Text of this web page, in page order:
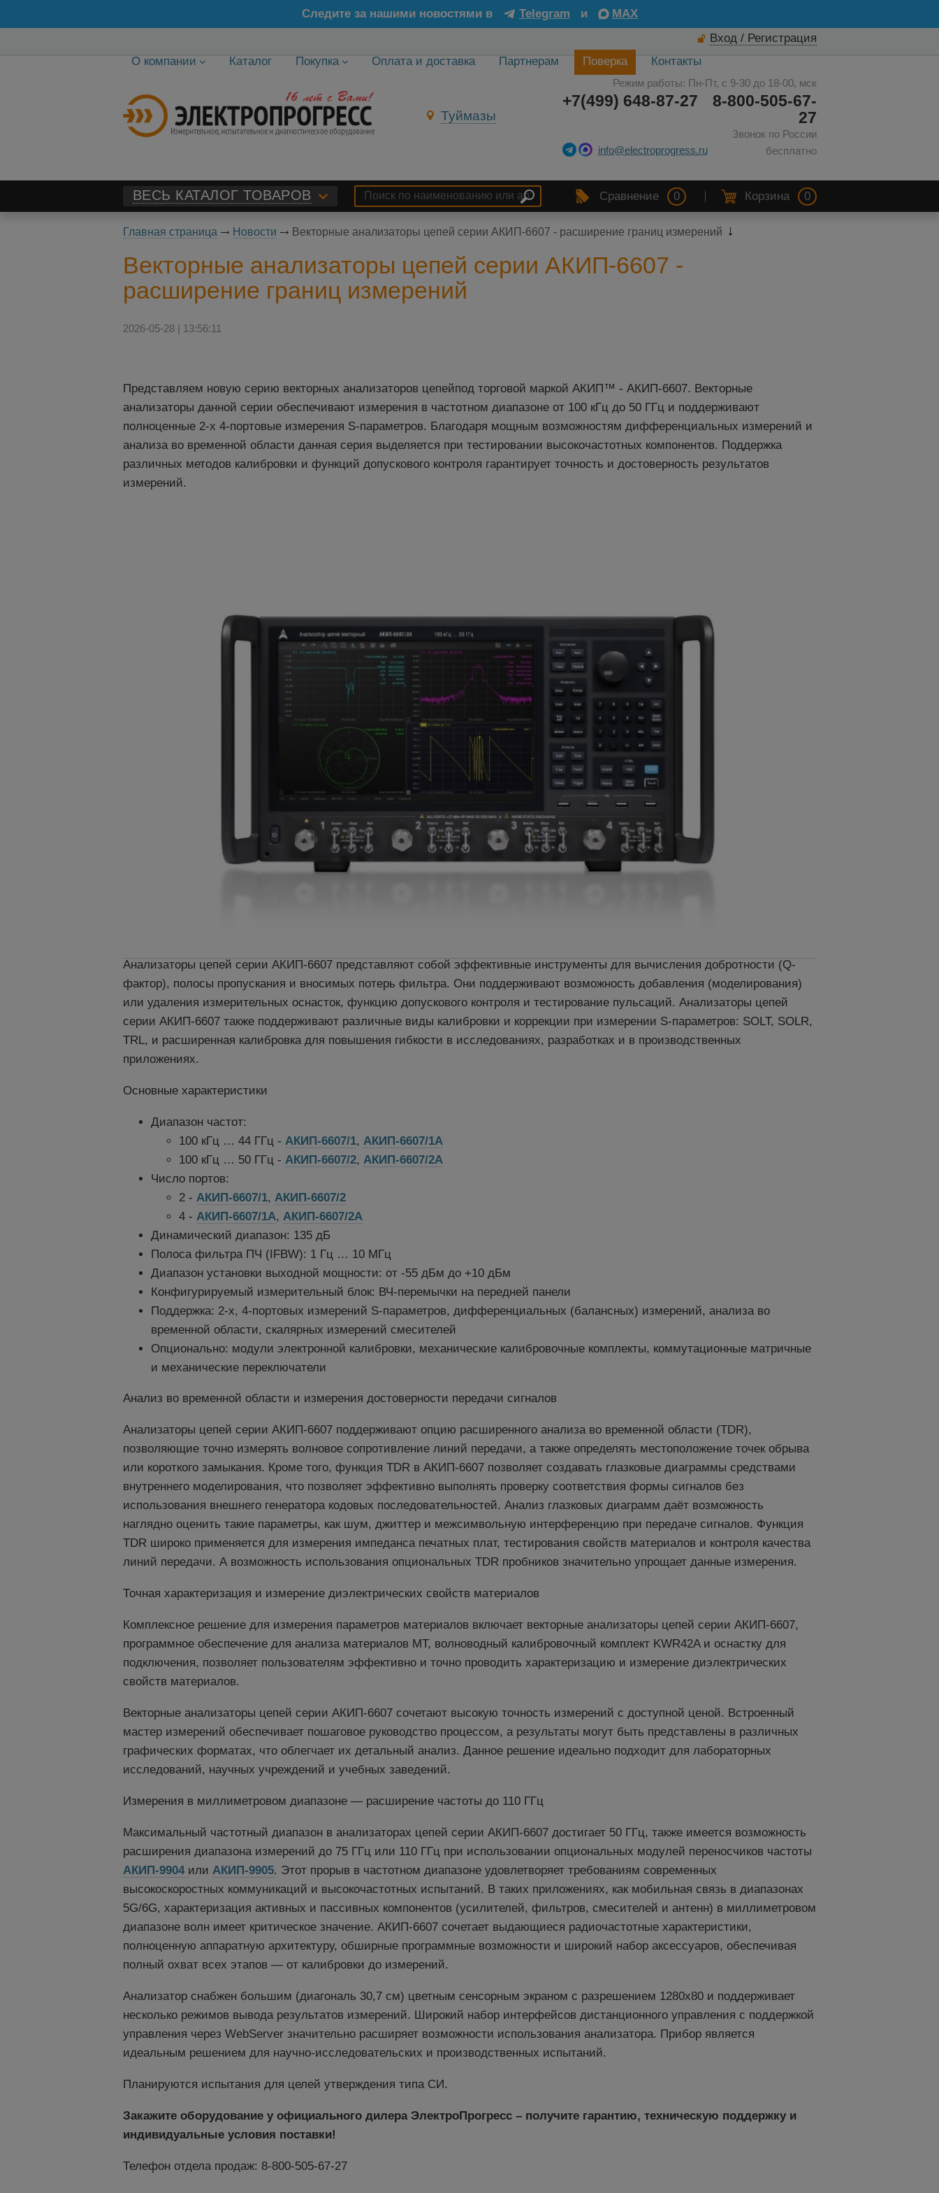
Следите за нашими новостями в Telegram и
MAX
Вход / Регистрация
О компании
Каталог Покупка Оплата и доставка Партнерам Поверка Контакты
Туймазы
Режим работы: Пн-Пт, с 9-30 до 18-00, мск
8-800-505-67-
27
Звонок по России
бесплатно
+7(499) 648-87-27
info@electroprogress.ru
ВЕСЬ КАТАЛОГ ТОВАРОВ Сравнение 0 Корзина 0
Главная страница Новости Векторные анализаторы цепей серии АКИП-6607 - расширение границ измерений
Векторные анализаторы цепей серии АКИП-6607 -
расширение границ измерений
2026-05-28 | 13:56:11
Представляем новую серию векторных анализаторов цепейпод торговой маркой АКИП™ - АКИП-6607. Векторные
анализаторы данной серии обеспечивают измерения в частотном диапазоне от 100 кГц до 50 ГГц и поддерживают
полноценные 2-х 4-портовые измерения S-параметров. Благодаря мощным возможностям дифференциальных измерений и
анализа во временной области данная серия выделяется при тестировании высокочастотных компонентов. Поддержка
различных методов калибровки и функций допускового контроля гарантирует точность и достоверность результатов
измерений.
Анализаторы цепей серии АКИП-6607 представляют собой эффективные инструменты для вычисления добротности (Q-
фактор), полосы пропускания и вносимых потерь фильтра. Они поддерживают возможность добавления (моделирования)
или удаления измерительных оснасток, функцию допускового контроля и тестирование пульсаций. Анализаторы цепей
серии АКИП-6607 также поддерживают различные виды калибровки и коррекции при измерении S-параметров: SOLT, SOLR,
TRL, и расширенная калибровка для повышения гибкости в исследованиях, разработках и в производственных
приложениях.
Основные характеристики
Диапазон частот:
100 кГц … 44 ГГц - АКИП-6607/1, АКИП-6607/1А
100 кГц … 50 ГГц - АКИП-6607/2, АКИП-6607/2А
Число портов:
2 - АКИП-6607/1, АКИП-6607/2
4 - АКИП-6607/1А, АКИП-6607/2А
Динамический диапазон: 135 дБ
Полоса фильтра ПЧ (IFBW): 1 Гц … 10 МГц
Диапазон установки выходной мощности: от -55 дБм до +10 дБм
Конфигурируемый измерительный блок: ВЧ-перемычки на передней панели
Поддержка: 2-х, 4-портовых измерений S-параметров, дифференциальных (балансных) измерений, анализа во
временной области, скалярных измерений смесителей
Опционально: модули электронной калибровки, механические калибровочные комплекты, коммутационные матричные
и механические переключатели
Анализ во временной области и измерения достоверности передачи сигналов
Анализаторы цепей серии АКИП-6607 поддерживают опцию расширенного анализа во временной области (TDR),
позволяющие точно измерять волновое сопротивление линий передачи, а также определять местоположение точек обрыва
или короткого замыкания. Кроме того, функция TDR в АКИП-6607 позволяет создавать глазковые диаграммы средствами
внутреннего моделирования, что позволяет эффективно выполнять проверку соответствия формы сигналов без
использования внешнего генератора кодовых последовательностей. Анализ глазковых диаграмм даёт возможность
наглядно оценить такие параметры, как шум, джиттер и межсимвольную интерференцию при передаче сигналов. Функция
TDR широко применяется для измерения импеданса печатных плат, тестирования свойств материалов и контроля качества
линий передачи. А возможность использования опциональных TDR пробников значительно упрощает данные измерения.
Точная характеризация и измерение диэлектрических свойств материалов
Комплексное решение для измерения параметров материалов включает векторные анализаторы цепей серии АКИП-6607,
программное обеспечение для анализа материалов MT, волноводный калибровочный комплект KWR42A и оснастку для
подключения, позволяет пользователям эффективно и точно проводить характеризацию и измерение диэлектрических
свойств материалов.
Векторные анализаторы цепей серии АКИП-6607 сочетают высокую точность измерений с доступной ценой. Встроенный
мастер измерений обеспечивает пошаговое руководство процессом, а результаты могут быть представлены в различных
графических форматах, что облегчает их детальный анализ. Данное решение идеально подходит для лабораторных
исследований, научных учреждений и учебных заведений.
Измерения в миллиметровом диапазоне — расширение частоты до 110 ГГц
Максимальный частотный диапазон в анализаторах цепей серии АКИП-6607 достигает 50 ГГц, также имеется возможность
расширения диапазона измерений до 75 ГГц или 110 ГГц при использовании опциональных модулей переносчиков частоты
АКИП-9904 или АКИП-9905. Этот прорыв в частотном диапазоне удовлетворяет требованиям современных
высокоскоростных коммуникаций и высокочастотных испытаний. В таких приложениях, как мобильная связь в диапазонах
5G/6G, характеризация активных и пассивных компонентов (усилителей, фильтров, смесителей и антенн) в миллиметровом
диапазоне волн имеет критическое значение. АКИП-6607 сочетает выдающиеся радиочастотные характеристики,
полноценную аппаратную архитектуру, обширные программные возможности и широкий набор аксессуаров, обеспечивая
полный охват всех этапов — от калибровки до измерений.
Анализатор снабжен большим (диагональ 30,7 см) цветным сенсорным экраном с разрешением 1280x80 и поддерживает
несколько режимов вывода результатов измерений. Широкий набор интерфейсов дистанционного управления с поддержкой
управления через WebServer значительно расширяет возможности использования анализатора. Прибор является
идеальным решением для научно-исследовательских и производственных испытаний.
Планируются испытания для целей утверждения типа СИ.
Закажите оборудование у официального дилера ЭлектроПрогресс – получите гарантию, техническую поддержку и
индивидуальные условия поставки!
Телефон отдела продаж: 8-800-505-67-27